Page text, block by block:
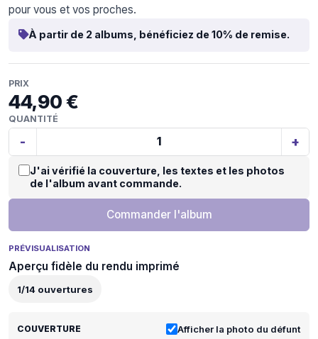
pour vous et vos proches.
À partir de 2 albums, bénéficiez de 10% de remise.
PRIX
44,90 €
QUANTITÉ
- +
J'ai vérifié la couverture, les textes et les photos
de l'album avant commande.
Commander l'album
PRÉVISUALISATION
Aperçu fidèle du rendu imprimé
1/14 ouvertures
COUVERTURE Afficher la photo du défunt